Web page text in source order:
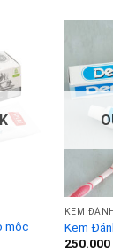
mộc
KEM
Kem
250.000